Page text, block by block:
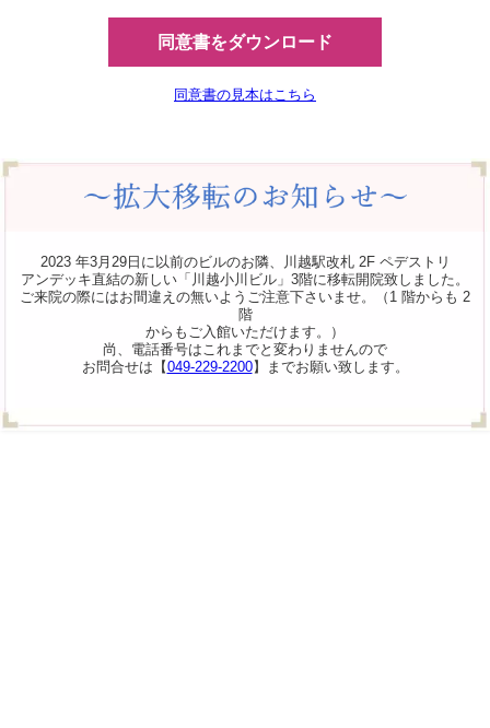
同意書をダウンロード
同意書の見本はこちら
2023 年3月29日に以前のビルのお隣、川越駅改札 2F ペデストリ
アンデッキ直結の新しい「川越小川ビル」3階に移転開院致しました。
ご来院の際にはお間違えの無いようご注意下さいませ。（1 階からも 2
階
からもご入館いただけます。）
尚、電話番号はこれまでと変わりませんので
お問合せは【049-229-2200】までお願い致します。